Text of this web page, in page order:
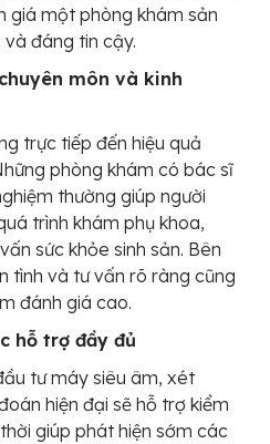
giá một phòng khám sản
đáng tin cậy.
môn và kinh
trực tiếp đến hiệu quả
phòng khám có bác sĩ
thường giúp người
trình khám phụ khoa,
sức khỏe sinh sản. Bên
tình và tư vấn rõ ràng cũng
đánh giá cao.
hỗ trợ đầy đủ
tư máy siêu âm, xét
hiện đại sẽ hỗ trợ kiểm
giúp phát hiện sớm các